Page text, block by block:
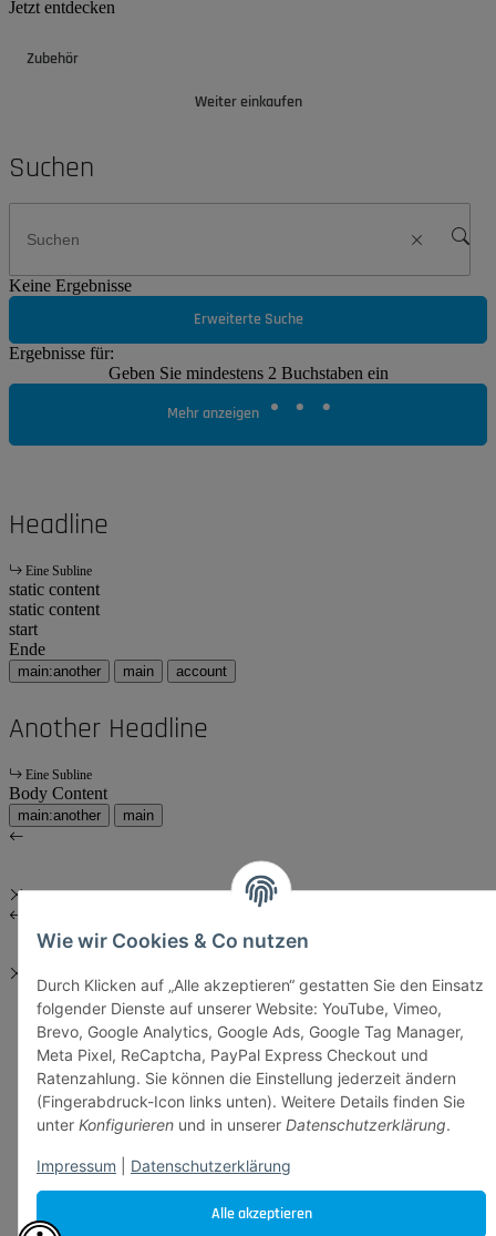
Alle akzeptieren
Wie wir Cookies & Co nutzen
Durch Klicken auf „Alle akzeptieren“ gestatten Sie den Einsatz
folgender Dienste auf unserer Website: YouTube, Vimeo,
Brevo, Google Analytics, Google Ads, Google Tag Manager,
Meta Pixel, ReCaptcha, PayPal Express Checkout und
Ratenzahlung. Sie können die Einstellung jederzeit ändern
(Fingerabdruck-Icon links unten). Weitere Details finden Sie
unter Konfigurieren und in unserer Datenschutzerklärung.
Impressum Datenschutzerklärung
Jetzt entdecken
Zubehör
Weiter einkaufen
Suchen
Keine Ergebnisse
Erweiterte Suche
Ergebnisse für:
Geben Sie mindestens 2 Buchstaben ein
Mehr anzeigen
Headline
Eine Subline
static content
static content
start
Ende
main:another main account
Another Headline
Eine Subline
Body Content
main:another main